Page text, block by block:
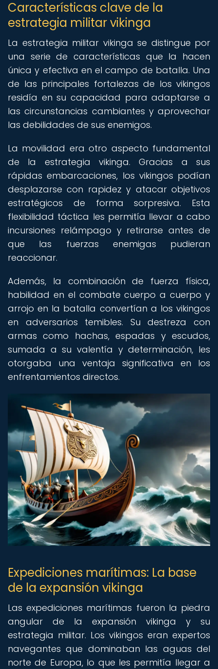
Características clave de la
estrategia militar vikinga
La estrategia militar vikinga se distingue por
una serie de características que la hacen
única y efectiva en el campo de batalla. Una
de las principales fortalezas de los vikingos
residía en su capacidad para adaptarse a
las circunstancias cambiantes y aprovechar
las debilidades de sus enemigos.
La movilidad era otro aspecto fundamental
de la estrategia vikinga. Gracias a sus
rápidas embarcaciones, los vikingos podían
desplazarse con rapidez y atacar objetivos
estratégicos de forma sorpresiva. Esta
flexibilidad táctica les permitía llevar a cabo
incursiones relámpago y retirarse antes de
que las fuerzas enemigas pudieran
reaccionar.
Además, la combinación de fuerza física,
habilidad en el combate cuerpo a cuerpo y
arrojo en la batalla convertían a los vikingos
en adversarios temibles. Su destreza con
armas como hachas, espadas y escudos,
sumada a su valentía y determinación, les
otorgaba una ventaja significativa en los
enfrentamientos directos.
Expediciones marítimas: La base
de la expansión vikinga
Las expediciones marítimas fueron la piedra
angular de la expansión vikinga y su
estrategia militar. Los vikingos eran expertos
navegantes que dominaban las aguas del
norte de Europa, lo que les permitía llegar a